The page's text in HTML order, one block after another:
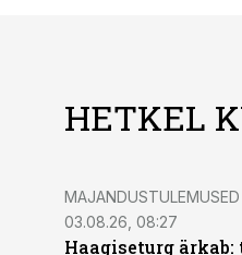
HETKEL
MAJANDUSTULEMUSED
03.08.26, 08:27
Haagiseturg ärkab: